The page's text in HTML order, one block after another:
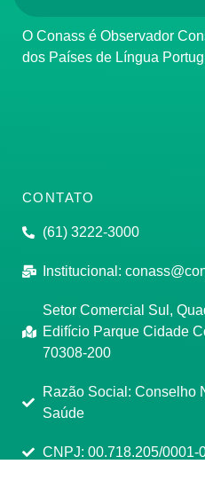
O Conass é Observador
dos Países de Língua
CONTATO
(61) 3222-3000
Institucional:
Setor Comercial Sul,
Edifício Parque Cidade
70308-200
Razão Social: Conselho
Saúde
CNPJ: 00.718.205/0001-